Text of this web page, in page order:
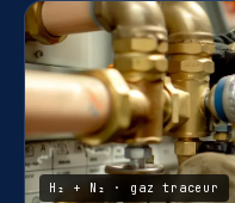
H₂ + N₂ · gaz traceur